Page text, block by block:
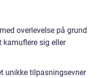
overlevelse på grund
kamuflere sig eller
unikke tilpasningsevner